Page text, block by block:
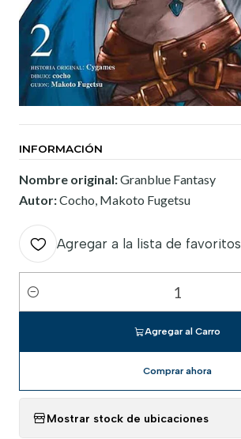
INFORMACIÓN
Nombre original:Granblue Fantasy
Autor:Cocho, Makoto Fugetsu
Agregar a la lista de favoritos
Cantidad
Agregar al Carro
Comprar ahora
Mostrar stock de ubicaciones